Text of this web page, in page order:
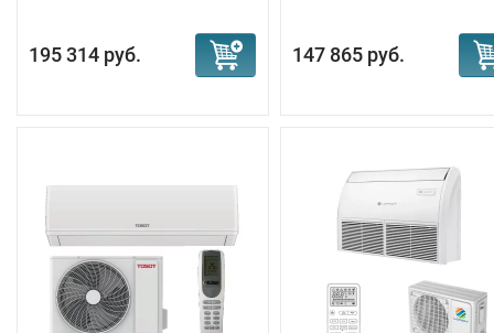
195 314 руб. 147 865 руб.